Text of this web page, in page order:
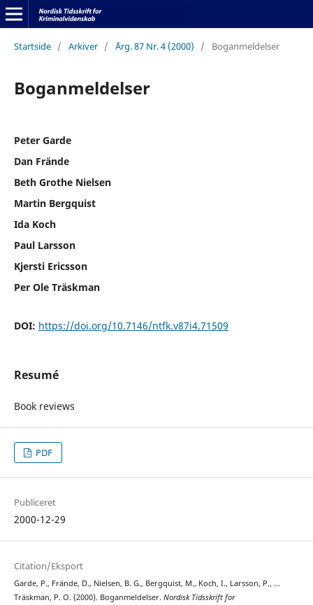
Startside / Arkiver / Årg. 87 Nr. 4 (2000) / Boganmeldelser
Boganmeldelser
Peter Garde
Dan Frände
Beth Grothe Nielsen
Martin Bergquist
Ida Koch
Paul Larsson
Kjersti Ericsson
Per Ole Träskman
DOI: https://doi.org/10.7146/ntfk.v87i4.71509
Resumé
Book reviews
PDF
Publiceret
2000-12-29
Citation/Eksport
Garde, P., Frände, D., Nielsen, B. G., Bergquist, M., Koch, I., Larsson, P., …
Träskman, P. O. (2000). Boganmeldelser. Nordisk Tidsskrift for